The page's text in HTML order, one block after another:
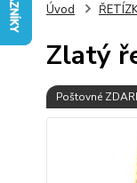
Úvod
Zlatý
Poštovné